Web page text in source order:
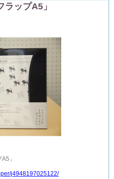
ップA5」
」
j4948197025122/